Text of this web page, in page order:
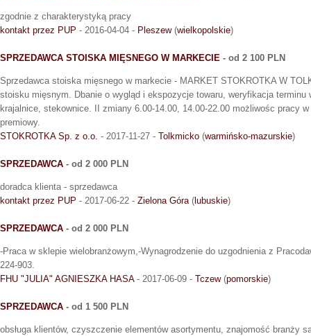
zgodnie z charakterystyką pracy
kontakt przez PUP - 2016-04-04 - Pleszew(wielkopolskie)
SPRZEDAWCA STOISKA MIĘSNEGO W MARKECIE - od 2 100 PLN
Sprzedawca stoiska mięsnego w markecie - MARKET STOKROTKA W
stoisku mięsnym. Dbanie o wygląd i ekspozycje towaru, weryfikacja terminu
krajalnice, stekownice. II zmiany 6.00-14.00, 14.00-22.00 możliwośc pracy
premiowy.
STOKROTKA Sp. z o.o. - 2017-11-27 - Tolkmicko (warmińsko-mazurskie)
SPRZEDAWCA - od 2 000 PLN
doradca klienta - sprzedawca
kontakt przez PUP - 2017-06-22 - Zielona Góra( lubuskie)
SPRZEDAWCA - od 2 000 PLN
-Praca w sklepie wielobranżowym,-Wynagrodzenie do uzgodnienia z
224-903.
FHU "JULIA" AGNIESZKA HASA- 2017-06-09 - Tczew(pomorskie)
SPRZEDAWCA - od 1 500 PLN
obsługa klientów, czyszczenie elementów asortymentu, znajomość branży